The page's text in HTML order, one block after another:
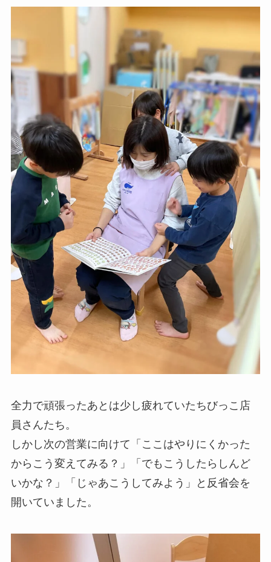
全力で頑張ったあとは少し疲れていたちびっこ店
員さんたち。
しかし次の営業に向けて「ここはやりにくかった
からこう変えてみる？」「でもこうしたらしんど
いかな？」「じゃあこうしてみよう」と反省会を
開いていました。